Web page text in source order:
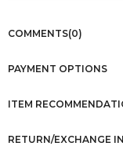
COMMENTS(0)
PAYMENT OPTIONS
ITEM
RETURN/EXCHANGE